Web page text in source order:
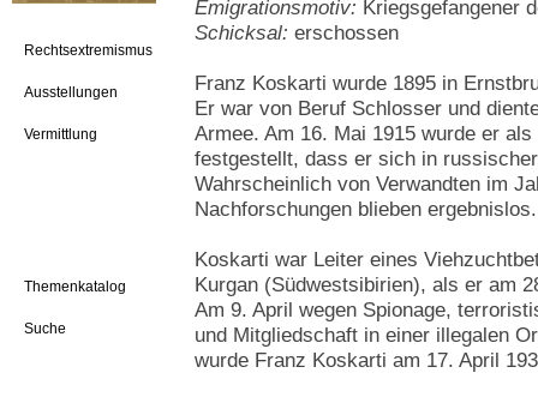
Rechtsextremismus
Ausstellungen
Vermittlung
Themenkatalog
Suche
Emigrationsmotiv: Kriegsgefangener
Schicksal: erschossen
Franz Koskarti wurde 1895 in
Er war von Beruf Schlosser und
Armee. Am 16. Mai 1915 wurde er
festgestellt, dass er sich in
Wahrscheinlich von Verwandten im
Nachforschungen blieben ergebnislos.
Koskarti war Leiter eines
Kurgan (Südwestsibirien), als er am
Am 9. April wegen Spionage,
und Mitgliedschaft in einer illegalen
wurde Franz Koskarti am 17. April